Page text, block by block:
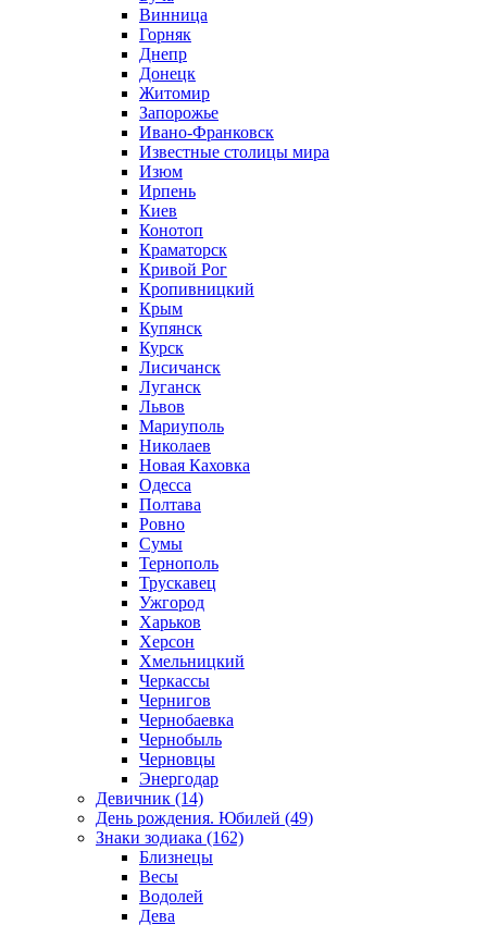
Винница
Горняк
Днепр
Донецк
Житомир
Запорожье
Ивано-Франковск
Известные столицы мира
Изюм
Ирпень
Киев
Конотоп
Краматорск
Кривой Рог
Кропивницкий
Крым
Купянск
Курск
Лисичанск
Луганск
Львов
Мариуполь
Николаев
Новая Каховка
Одесса
Полтава
Ровно
Сумы
Тернополь
Трускавец
Ужгород
Харьков
Херсон
Хмельницкий
Черкассы
Чернигов
Чернобаевка
Чернобыль
Черновцы
Энергодар
Девичник (14)
День рождения. Юбилей (49)
Знаки зодиака (162)
Близнецы
Весы
Водолей
Дева